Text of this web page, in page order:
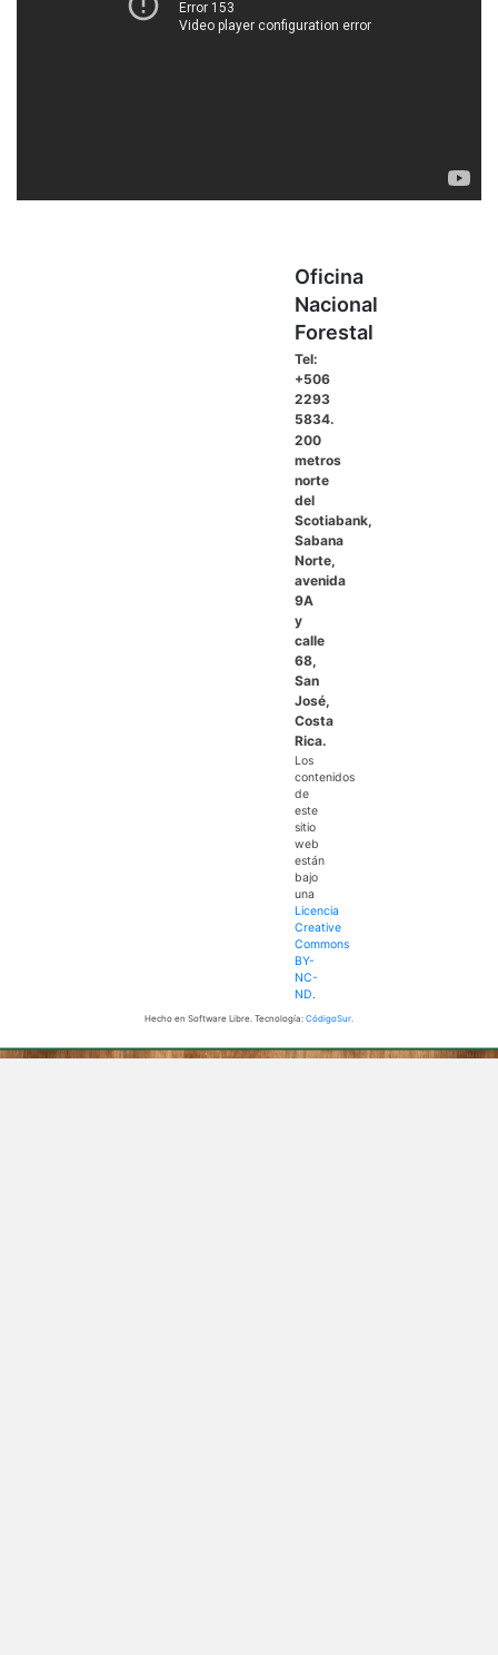
Oficina
Nacional
Forestal
Tel:
+506
2293
5834.
200
metros
norte
del
Scotiabank,
Sabana
Norte,
avenida
9A
y
calle
68,
San
José,
Costa
Rica.
Los
contenidos
de
este
sitio
web
están
bajo
una
Licencia
Creative
Commons
BY-
NC-
ND.
Hecho en Software Libre. Tecnología: CódigoSur.